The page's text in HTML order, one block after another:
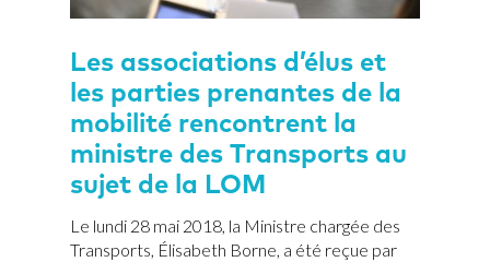
Les associations d’élus et
les parties prenantes de la
mobilité rencontrent la
ministre des Transports au
sujet de la LOM
Le lundi 28 mai 2018, la Ministre chargée des
Transports, Élisabeth Borne, a été reçue par